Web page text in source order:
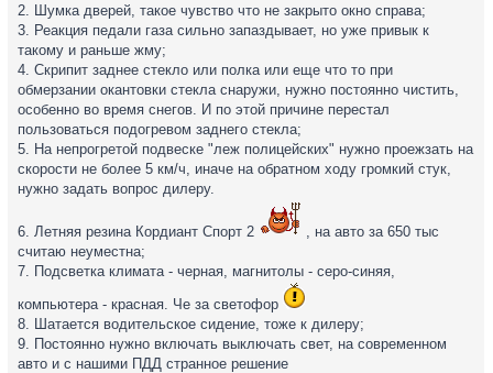
2. Шумка дверей, такое чувство что не закрыто окно справа;
3. Реакция педали газа сильно запаздывает, но уже привык к
такому и раньше жму;
4. Скрипит заднее стекло или полка или еще что то при
обмерзании окантовки стекла снаружи, нужно постоянно чистить,
особенно во время снегов. И по этой причине перестал
пользоваться подогревом заднего стекла;
5. На непрогретой подвеске "леж полицейских" нужно проежзать на
скорости не более 5 км/ч, иначе на обратном ходу громкий стук,
нужно задать вопрос дилеру.
6. Летняя резина Кордиант Спорт 2
, на авто за 650 тыс
считаю неуместна;
7. Подсветка климата - черная, магнитолы - серо-синяя,
компьютера - красная. Че за светофор
8. Шатается водительское сидение, тоже к дилеру;
9. Постоянно нужно включать выключать свет, на современном
авто и с нашими ПДД странное решение